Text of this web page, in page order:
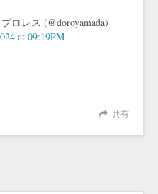
ロレス (@doroyamada)
at 09:19PM
共有